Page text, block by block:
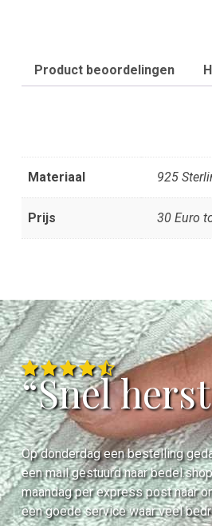
Product beoordelingen
Materiaal 925
Prijs 30 Euro
“Snel
Op donderdag een bestelling
een mail gestuurd naar
maandag per express post naar
een goede service waar veel